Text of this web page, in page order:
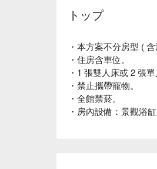
トップ
・本方案不分房型 (
・住房含車位。
・1 張雙人床或 2 張
・禁止攜帶寵物。
・全館禁菸。
・房內設備：景觀浴缸